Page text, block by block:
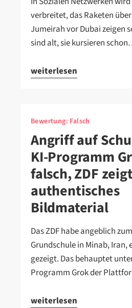
verbreitet, das Raketen
Jumeirah vor Dubai zeigen
sind alt, sie kursieren
weiterlesen
Bewertung: Falsch
Angriff auf
KI-Programm
falsch, ZDF
authentisches
Bildmaterial
Das ZDF habe angeblich
Grundschule in Minab, Iran,
gezeigt. Das behauptet
Programm Grok der
weiterlesen